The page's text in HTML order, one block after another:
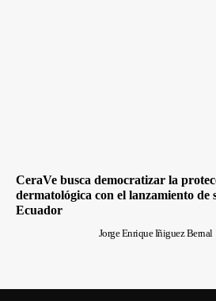
CeraVe busca democratizar la
dermatológica con el lanzamiento de
Ecuador
Jorge Enrique Iñiguez Bernal